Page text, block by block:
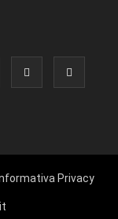
Privacy